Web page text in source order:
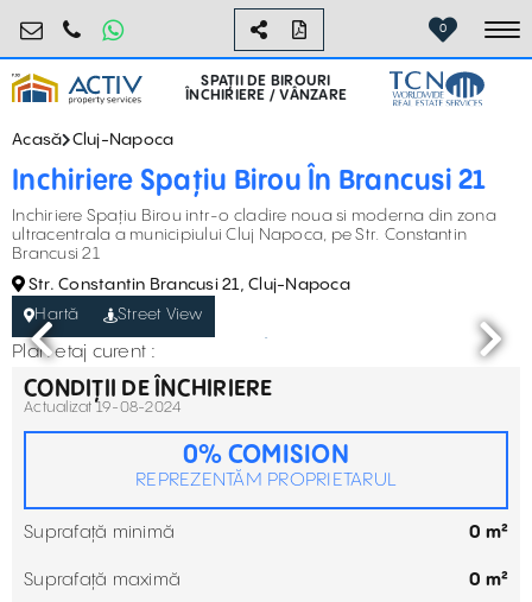
birouri@activpropertyservices.ro
0724.584.442 0
SPAȚII DE BIROURI
ÎNCHIRIERE / VÂNZARE
Acasă Cluj-Napoca
Inchiriere Spațiu Birou În Brancusi 21
Inchiriere Spațiu Birou intr-o cladire noua si moderna din zona
ultracentrala a municipiului Cluj Napoca, pe Str. Constantin
Brancusi 21
Str. Constantin Brancusi 21, Cluj-Napoca
Hartă
Street View
Plan etaj curent :
CONDIȚII DE ÎNCHIRIERE
Actualizat 19-08-2024
0% COMISION
REPREZENTĂM PROPRIETARUL
Suprafață minimă 0 m²
Suprafață maximă 0 m²